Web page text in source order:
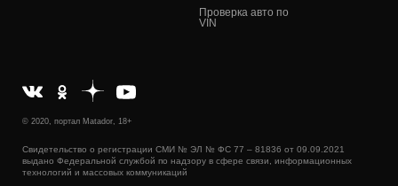
Проверка авто по
VIN
© 2020, портал Matador, 18+
Свидетельство о регистрации СМИ № ЭЛ № ФС 77 – 81836 от 09.09.2021
выдано Федеральной службой по надзору в сфере связи, информационных
технологий и массовых коммуникаций